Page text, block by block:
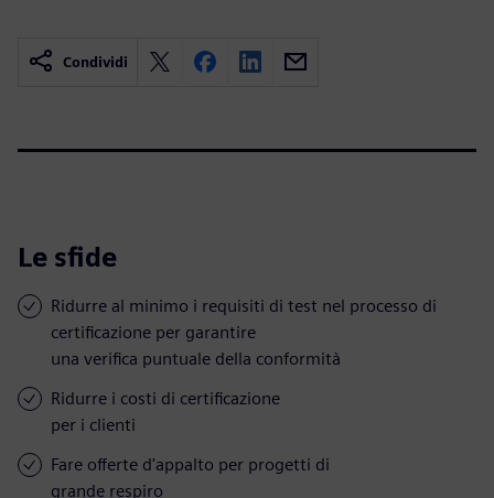
Condividi
Le sfide
Ridurre al minimo i requisiti di test nel processo di
certificazione per garantire
una verifica puntuale della conformità
Ridurre i costi di certificazione
per i clienti
Fare offerte d'appalto per progetti di
grande respiro